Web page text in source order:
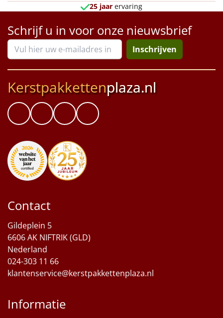
25 jaar ervaring
Schrijf u in voor onze nieuwsbrief
Inschrijven
Kerstpakkettenplaza.nl
Contact
Gildeplein 5
6606 AK NIFTRIK (GLD)
Nederland
024-303 11 66
klantenservice@kerstpakkettenplaza.nl
Informatie